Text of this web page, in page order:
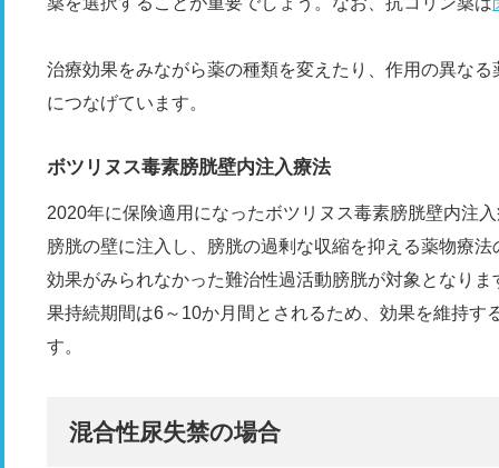
治療効果をみながら薬の種類を変えたり、作用の異な
につなげています。
ボツリヌス毒素膀胱壁内注入療法
2020年に保険適用になったボツリヌス毒素膀胱壁内注
膀胱の壁に注入し、膀胱の過剰な収縮を抑える薬物療
効果がみられなかった難治性過活動膀胱が対象となり
果持続期間は6～10か月間とされるため、効果を維持す
す。
混合性尿失禁の場合